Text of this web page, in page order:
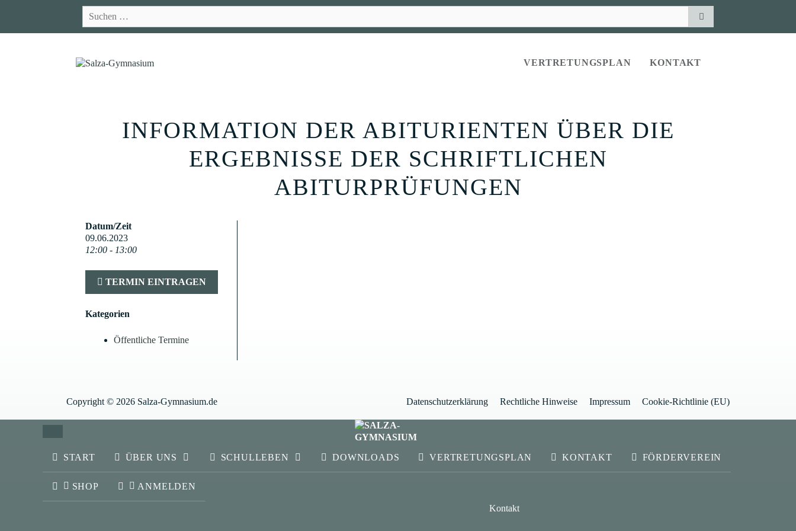
nach:
VERTRETUNGSPLAN KONTAKT
INFORMATION DER ABITURIENTEN ÜBER DIE
ERGEBNISSE DER SCHRIFTLICHEN
ABITURPRÜFUNGEN
Datum/Zeit
09.06.2023
12:00 - 13:00
TERMIN EINTRAGEN
Kategorien
Öffentliche Termine
Datenschutzerklärung Rechtliche Hinweise Impressum Cookie-Richtlinie (EU)
Copyright © 2026 Salza-Gymnasium.de
SCHLIESSEN
START
ÜBER UNS SCHULLEBEN DOWNLOADS VERTRETUNGSPLAN KONTAKT FÖRDERVEREIN
SHOP ANMELDEN
Kontakt